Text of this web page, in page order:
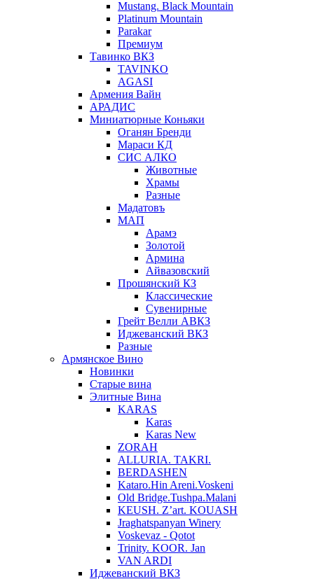
Mustang. Black Mountain
Platinum Mountain
Parakar
Премиум
Тавинко ВКЗ
TAVINKO
AGASI
Армения Вайн
АРАДИС
Миниатюрные Коньяки
Оганян Бренди
Мараси КД
СИС АЛКО
Животные
Храмы
Разные
Мадатовъ
МАП
Арамэ
Золотой
Армина
Айвазовский
Прошянский КЗ
Классические
Сувенирные
Грейт Велли АВКЗ
Иджеванский ВКЗ
Разные
Армянское Вино
Новинки
Старые вина
Элитные Вина
KARAS
Karas
Karas New
ZORAH
ALLURIA. TAKRI.
BERDASHEN
Kataro.Hin Areni.Voskeni
Old Bridge.Tushpa.Malani
KEUSH. Z’art. KOUASH
Jraghatspanyan Winery
Voskevaz - Qotot
Trinity. KOOR. Jan
VAN ARDI
Иджеванский ВКЗ